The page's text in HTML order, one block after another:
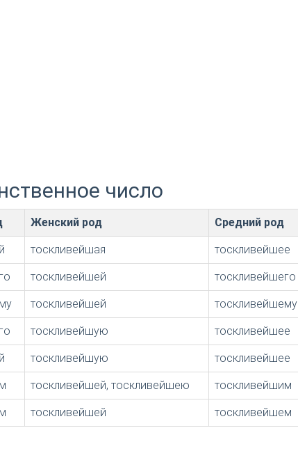
число
Женский род Средний род
тоскливейшая тоскливейшее
тоскливейшей тоскливейшего
тоскливейшей тоскливейшему
тоскливейшую тоскливейшее
тоскливейшую тоскливейшее
тоскливейшей, тоскливейшею тоскливейшим
тоскливейшей тоскливейшем